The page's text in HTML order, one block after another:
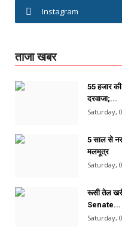
Instagram
ताजा खबर
55 हजार
दरवाजा;...
Saturday,
5 साल से
मलमूत्र
Saturday,
रूसी तेल
Senate...
Saturday,